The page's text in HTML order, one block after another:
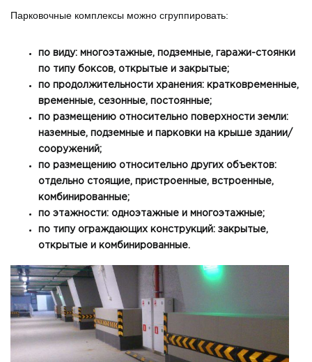
Парковочные комплексы можно сгруппировать:
по виду: многоэтажные, подземные, гаражи-стоянки
по типу боксов, открытые и закрытые;
по продолжительности хранения: кратковременные,
временные, сезонные, постоянные;
по размещению относительно поверхности земли:
наземные, подземные и парковки на крыше здании/
сооружений;
по размещению относительно других объектов:
отдельно стоящие, пристроенные, встроенные,
комбинированные;
по этажности: одноэтажные и многоэтажные;
по типу ограждающих конструкций: закрытые,
открытые и комбинированные.